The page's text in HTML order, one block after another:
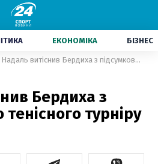
ЕКОНОМІКА БІЗНЕС
Надаль витіснив Бердиха з підсумкового тенісного турніру року
Бердиха з
тенісного турніру